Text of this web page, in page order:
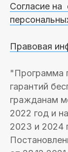
Согласие на
Правовая
"Программа
гарантий
гражданам
2022 год и
2023 и 2024